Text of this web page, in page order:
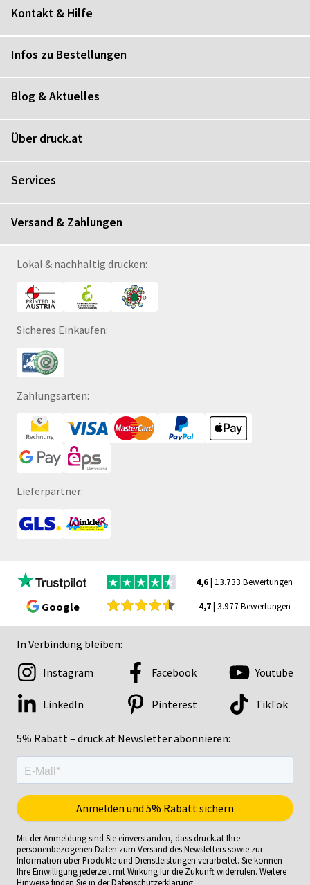
Kontakt & Hilfe
Infos zu Bestellungen
Blog & Aktuelles
Über druck.at
Services
Versand & Zahlungen
Lokal & nachhaltig drucken:
Sicheres Einkaufen:
Zahlungsarten:
Lieferpartner:
4,6| 13.733 Bewertungen
Google 4,7| 3.977 Bewertungen
In Verbindung bleiben:
5% Rabatt – druck.at Newsletter abonnieren:
Instagram Facebook Youtube
LinkedIn Pinterest TikTok
Mit der Anmeldung sind Sie einverstanden, dass druck.at Ihre
personenbezogenen Daten zum Versand des Newsletters sowie zur
Information über Produkte und Dienstleistungen verarbeitet. Sie können
Ihre Einwilligung jederzeit mit Wirkung für die Zukunft widerrufen. Weitere
Hinweise finden Sie in derDatenschutzerklärung.